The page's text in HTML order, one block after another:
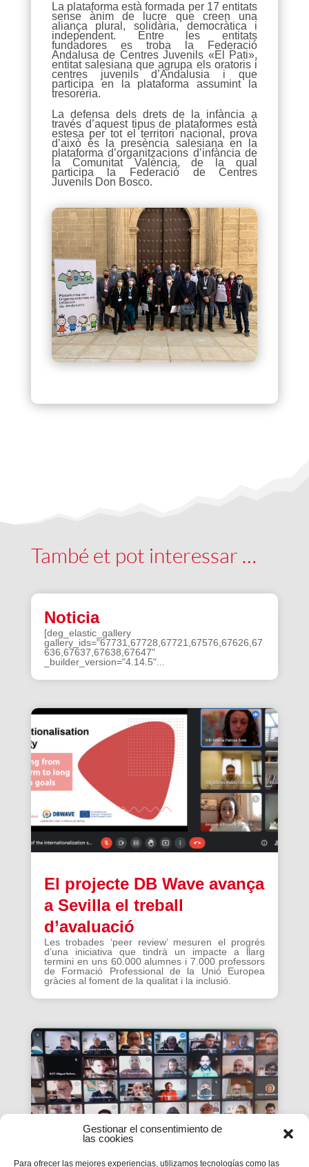
Gestionar el consentimiento de
las cookies
Para ofrecer las mejores experiencias, utilizamos tecnologías como las
La plataforma està formada per 17 entitats
sense ànim de lucre que creen una
aliança plural, solidària, democràtica i
independent. Entre les entitats
fundadores es troba la Federació
Andalusa de Centres Juvenils «El Pati»,
entitat salesiana que agrupa els oratoris i
centres juvenils d’Andalusia i que
participa en la plataforma assumint la
tresoreria.
La defensa dels drets de la infància a
través d’aquest tipus de plataformes està
estesa per tot el territori nacional, prova
d’això és la presència salesiana en la
plataforma d’organitzacions d’infància de
la Comunitat València, de la qual
participa la Federació de Centres
Juvenils Don Bosco.
També et pot interessar …
Noticia
[deg_elastic_gallery
gallery_ids="67731,67728,67721,67576,67626,67
636,67637,67638,67647"
_builder_version="4.14.5"...
El projecte DB Wave avança
a Sevilla el treball
d’avaluació
Les trobades ‘peer review’ mesuren el progrés
d’una iniciativa que tindrà un impacte a llarg
termini en uns 60.000 alumnes i 7.000 professors
de Formació Professional de la Unió Europea
gràcies al foment de la qualitat i la inclusió.